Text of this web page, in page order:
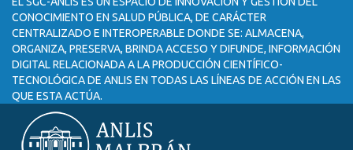
CONOCIMIENTO EN SALUD PÚBLICA, DE CARÁCTER
CENTRALIZADO E INTEROPERABLE DONDE SE: ALMACENA,
ORGANIZA, PRESERVA, BRINDA ACCESO Y DIFUNDE, INFORMACIÓN
DIGITAL RELACIONADA A LA PRODUCCIÓN CIENTÍFICO-
TECNOLÓGICA DE ANLIS EN TODAS LAS LÍNEAS DE ACCIÓN EN LAS
QUE ESTA ACTÚA.